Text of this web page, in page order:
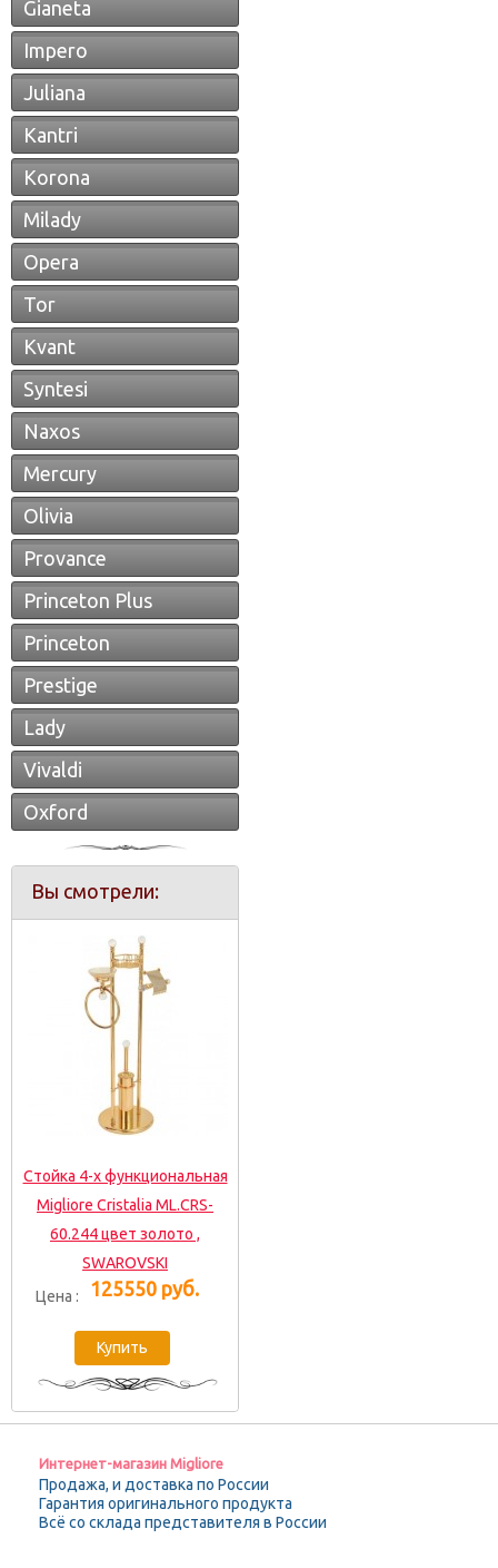
Gianeta
Impero
Juliana
Kantri
Korona
Milady
Opera
Tor
Kvant
Syntesi
Naxos
Mercury
Olivia
Provance
Princeton Plus
Princeton
Prestige
Lady
Vivaldi
Oxford
Вы смотрели:
Стойка 4-х функциональная
Migliore Cristalia ML.CRS-
60.244 цвет золото ,
SWAROVSKI
Цена :
125550 руб.
Интернет-магазин Migliore
Продажа, и доставка по России
Гарантия оригинального продукта
Всё со склада представителя в России